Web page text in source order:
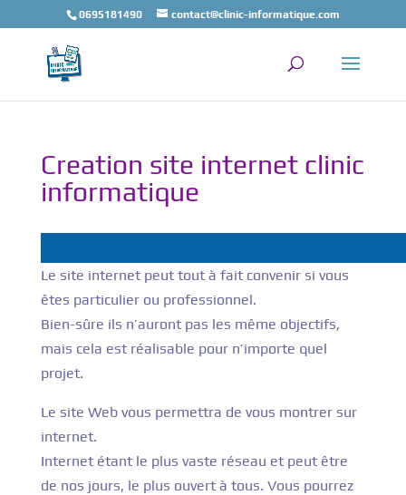
0695181490 contact@clinic-informatique.com
Creation site internet clinic
informatique
Le site internet peut tout à fait convenir si vous
êtes particulier ou professionnel.
Bien-sûre ils n’auront pas les même objectifs,
mais cela est réalisable pour n’importe quel
projet.
Le site Web vous permettra de vous montrer sur
internet.
Internet étant le plus vaste réseau et peut être
de nos jours, le plus ouvert à tous. Vous pourrez